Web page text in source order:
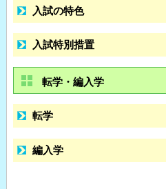
入試の特色
入試特別措置
転学・編入学
転学
編入学